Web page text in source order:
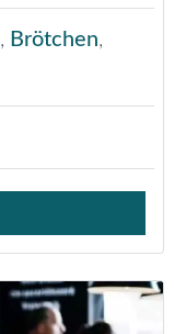
, Brötchen,